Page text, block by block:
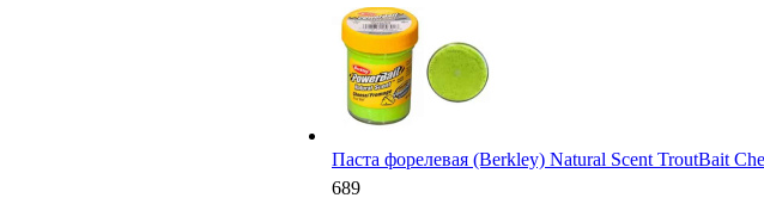
Паста форелевая (Berkley) Natural Scent TroutBait
689